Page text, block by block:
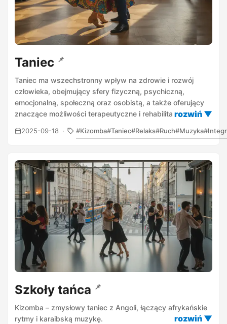
Taniec 📌
Taniec ma wszechstronny wpływ na zdrowie i rozwój
człowieka, obejmujący sfery fizyczną, psychiczną,
emocjonalną, społeczną oraz osobistą, a także oferujący
znaczące możliwości terapeutyczne i rehabilitacyjne.
2025-09-18 Kizomba Taniec Relaks Ruch Muzyka
Szkoły tańca 📌
Kizomba – zmysłowy taniec z Angoli, łączący afrykańskie
rytmy i karaibską muzykę.